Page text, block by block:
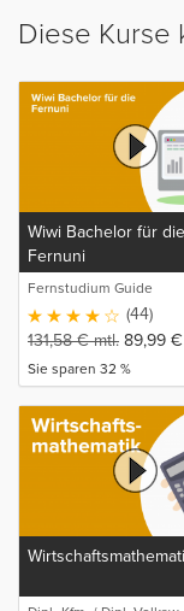
Diese Kurse
Wiwi Bachelor für die
Fernuni
Fernstudium Guide
(44)
131,58€mtl. 89,99 €
Sie sparen 32 %